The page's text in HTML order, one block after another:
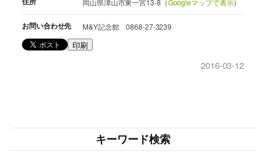
お問い合わせ先 M&Y記念館 0868-27-3239
印刷
2016-03-12
キーワード検索